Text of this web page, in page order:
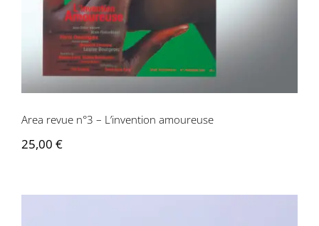
Area revue n°3 – L’invention amoureuse
25,00 €